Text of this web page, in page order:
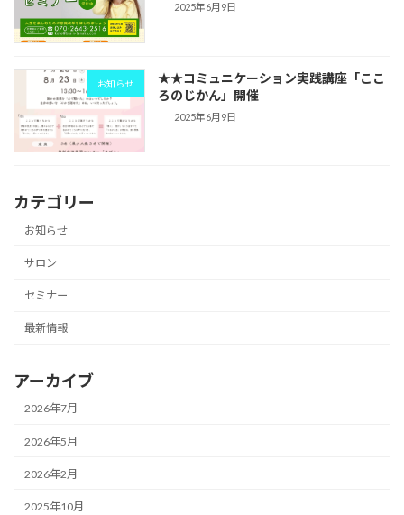
2025年6月9日
お知らせ
★★コミュニケーション実践講座「ここ
ろのじかん」開催
2025年6月9日
カテゴリー
お知らせ
サロン
セミナー
最新情報
アーカイブ
2026年7月
2026年5月
2026年2月
2025年10月